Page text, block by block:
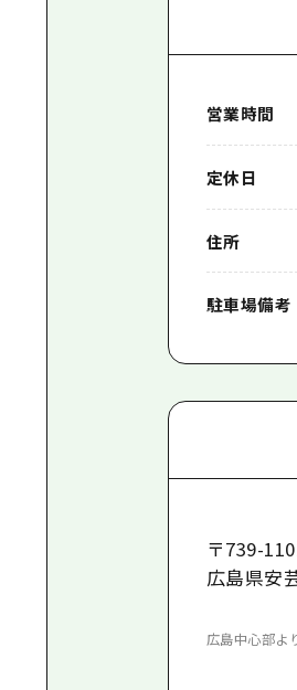
営業時間
定休日
住所
駐車場備考
〒739-
広島県安
広島中心部よ